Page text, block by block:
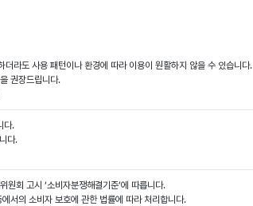
라도 사용 패턴이나 환경에 따라 이용이 원활하지 않을 수 있습니다.
권장드립니다.
다.
다.
회 고시 ‘소비자분쟁해결기준’에 따릅니다.
서의 소비자 보호에 관한 법률에 따라 처리합니다.